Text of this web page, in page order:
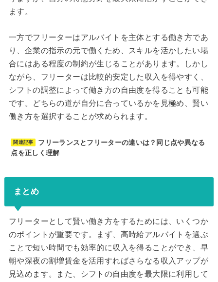
ます。
一方でフリーターはアルバイトを主体とする働き方であ
り、企業の指示の元で働くため、スキルを活かしたい場
合にはある程度の制約が生じることがあります。しかし
ながら、フリーターは比較的安定した収入を得やすく、
シフトの調整によって働き方の自由度を得ることも可能
です。どちらの道が自分に合っているかを見極め、賢い
働き方を選択することが求められます。
関連記事
フリーランスとフリーターの違いは？同じ点や異なる
点を正しく理解
まとめ
フリーターとして賢い働き方をするためには、いくつか
のポイントが重要です。まず、高時給アルバイトを選ぶ
ことで短い時間でも効率的に収入を得ることができ、早
朝や深夜の割増賃金を活用すればさらなる収入アップが
見込めます。また、シフトの自由度を最大限に利用して